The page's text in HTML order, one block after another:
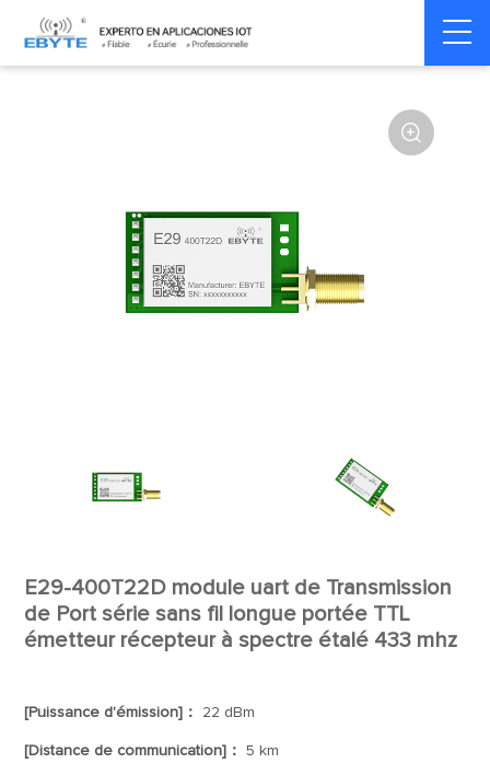
Home > Module > SPI/SOC/UART

E29-400T22D module uart de Transmission
de Port série sans fil longue portée TTL
émetteur récepteur à spectre étalé 433 mhz
[Puissance d'émission]： 22 dBm
[Distance de communication]： 5 km